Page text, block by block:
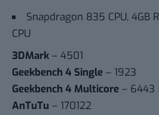
Snapdragon 835 CPU, 4GB
CPU
3DMark – 4501
Geekbench 4 Single – 1923
Geekbench 4 Multicore – 6443
AnTuTu – 170122